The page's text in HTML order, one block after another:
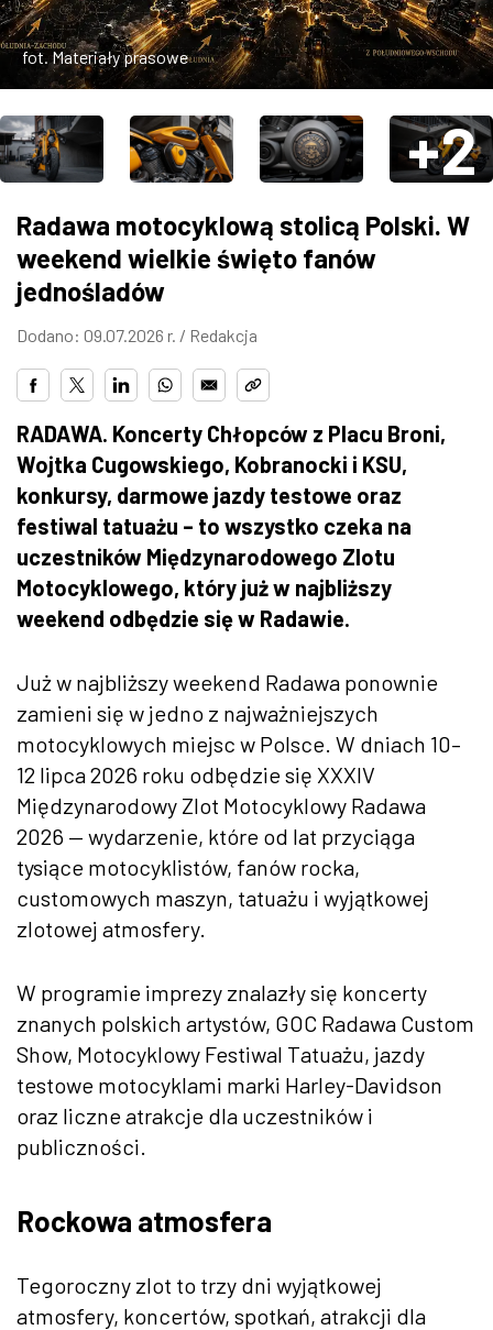
ZDJĘCIA
W RZESZOWIE
fot. Materiały prasowe
+2
Radawa motocyklową stolicą Polski. W
weekend wielkie święto fanów
jednośladów
Dodano: 09.07.2026 r. / Redakcja
RADAWA. Koncerty Chłopców z Placu Broni,
Wojtka Cugowskiego, Kobranocki i KSU,
konkursy, darmowe jazdy testowe oraz
festiwal tatuażu – to wszystko czeka na
uczestników Międzynarodowego Zlotu
Motocyklowego, który już w najbliższy
weekend odbędzie się w Radawie.
Już w najbliższy weekend Radawa ponownie
zamieni się w jedno z najważniejszych
motocyklowych miejsc w Polsce. W dniach 10–
12 lipca 2026 roku odbędzie się XXXIV
Międzynarodowy Zlot Motocyklowy Radawa
2026 — wydarzenie, które od lat przyciąga
tysiące motocyklistów, fanów rocka,
customowych maszyn, tatuażu i wyjątkowej
zlotowej atmosfery.
W programie imprezy znalazły się koncerty
znanych polskich artystów, GOC Radawa Custom
Show, Motocyklowy Festiwal Tatuażu, jazdy
testowe motocyklami marki Harley-Davidson
oraz liczne atrakcje dla uczestników i
publiczności.
Rockowa atmosfera
Tegoroczny zlot to trzy dni wyjątkowej
atmosfery, koncertów, spotkań, atrakcji dla